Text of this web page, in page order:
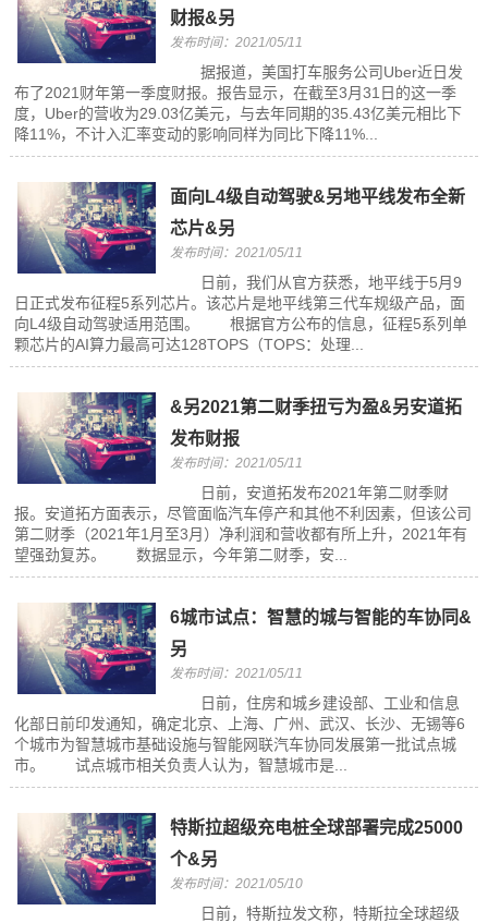
财报&另
发布时间：2021/05/11
据报道，美国打车服务公司Uber近日发
布了2021财年第一季度财报。报告显示，在截至3月31日的这一季
度，Uber的营收为29.03亿美元，与去年同期的35.43亿美元相比下
降11%，不计入汇率变动的影响同样为同比下降11%...
面向L4级自动驾驶&另地平线发布全新
芯片&另
发布时间：2021/05/11
日前，我们从官方获悉，地平线于5月9
日正式发布征程5系列芯片。该芯片是地平线第三代车规级产品，面
向L4级自动驾驶适用范围。 根据官方公布的信息，征程5系列单
颗芯片的AI算力最高可达128TOPS（TOPS：处理...
&另2021第二财季扭亏为盈&另安道拓
发布财报
发布时间：2021/05/11
日前，安道拓发布2021年第二财季财
报。安道拓方面表示，尽管面临汽车停产和其他不利因素，但该公司
第二财季（2021年1月至3月）净利润和营收都有所上升，2021年有
望强劲复苏。 数据显示，今年第二财季，安...
6城市试点：智慧的城与智能的车协同&
另
发布时间：2021/05/11
日前，住房和城乡建设部、工业和信息
化部日前印发通知，确定北京、上海、广州、武汉、长沙、无锡等6
个城市为智慧城市基础设施与智能网联汽车协同发展第一批试点城
市。 试点城市相关负责人认为，智慧城市是...
特斯拉超级充电桩全球部署完成25000
个&另
发布时间：2021/05/10
日前，特斯拉发文称，特斯拉全球超级